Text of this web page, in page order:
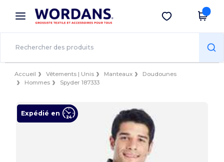
× Appli Wordans
Meilleurs prix sur l’app !
Obtenir l'appli
Accueil Vêtements | Unis Manteaux
Doudounes
Hommes
Spyder 187333
Expédié en